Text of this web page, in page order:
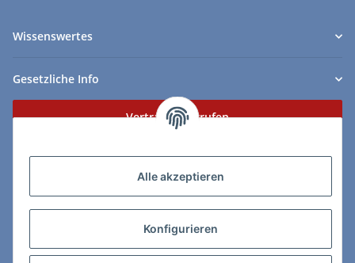
Alle akzeptieren
Konfigurieren
Wissenswertes
Gesetzliche Info
Vertrag widerrufen